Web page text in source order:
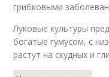
грибковыми
Луковые культуры
богатые гумусом, с
растут на скудных и